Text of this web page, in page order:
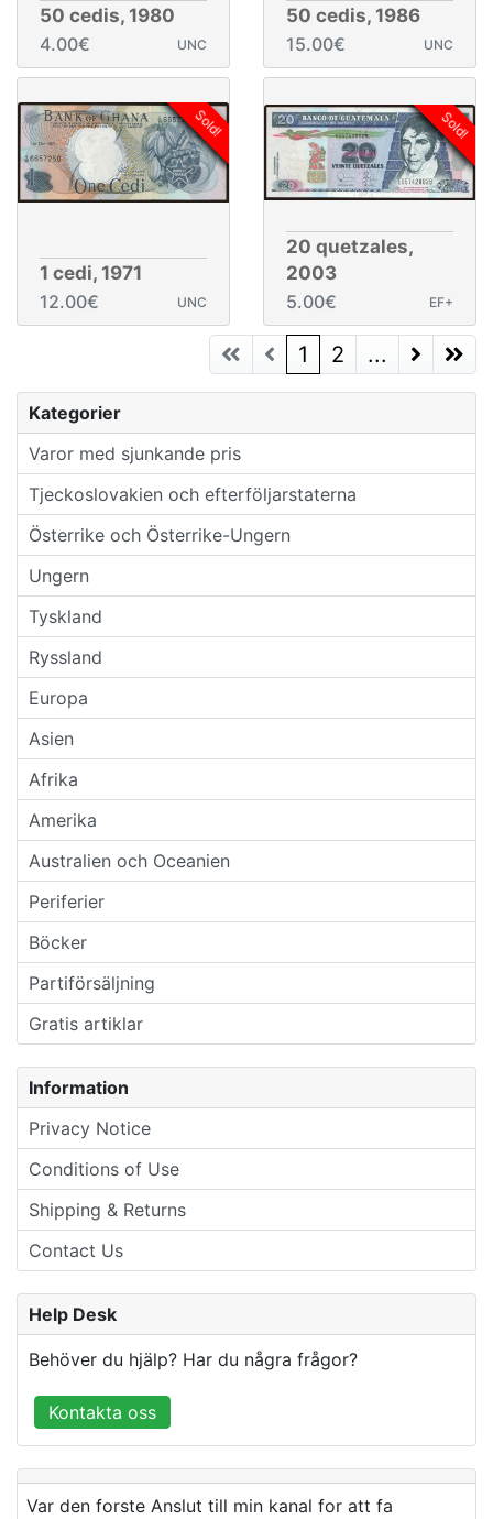
Kategorier
Varor med sjunkande pris
Tjeckoslovakien och efterföljarstaterna
Österrike och Österrike-Ungern
Ungern
Tyskland
Ryssland
Europa
Asien
Afrika
Amerika
Australien och Oceanien
Periferier
Böcker
Partiförsäljning
Gratis artiklar
Information
Privacy Notice
Conditions of Use
Shipping & Returns
Contact Us
50 cedis, 1980
4.00€
UNC
50 cedis, 1986
15.00€
UNC
Sold!
1 cedi, 1971
12.00€
UNC
Sold!
20 quetzales,
2003
5.00€
EF+
1 (current)
2 ...
Help Desk
Behöver du hjälp? Har du några frågor?
Kontakta oss
Var den forste Anslut till min kanal for att fa